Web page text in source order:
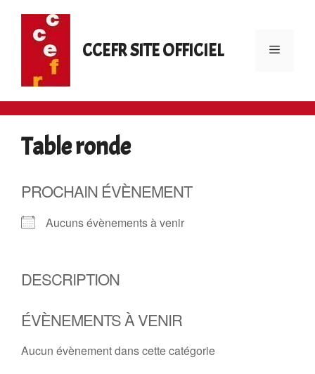
contenu
CCEFR SITE OFFICIEL Menu
Table ronde
PROCHAIN ÉVÈNEMENT
Aucuns évènements à venir
DESCRIPTION
ÉVÈNEMENTS À VENIR
Aucun évènement dans cette catégorie